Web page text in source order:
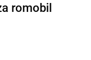
romobil